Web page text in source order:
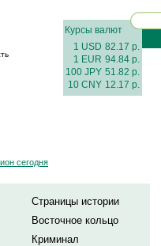
Курсы валют
1 USD 82.17 р.
1 EUR 94.84 р.
100 JPY 51.82 р.
10 CNY 12.17 р.
сегодня
Страницы истории
Восточное кольцо
Криминал